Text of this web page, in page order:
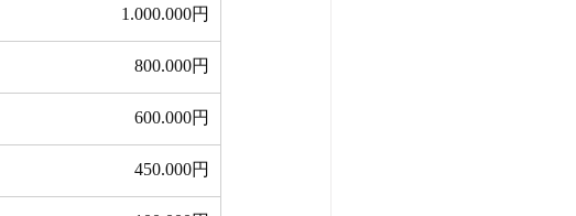
1.000.000円
800.000円
600.000円
450.000円